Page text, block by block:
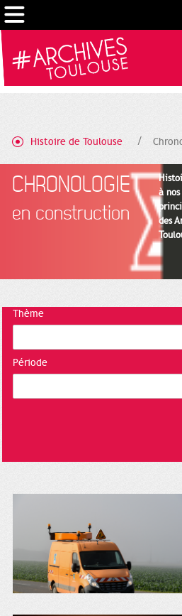
Histoire de Toulouse
CHRONOLOGIE
en construction
à
des
Thème
Période
Gestion de vos préférences sur les